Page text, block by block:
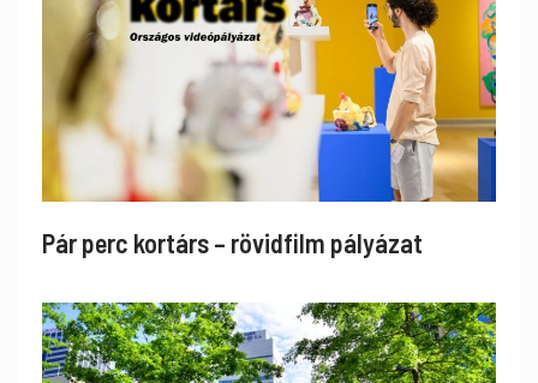
Pár perc kortárs – rövidfilm pályázat